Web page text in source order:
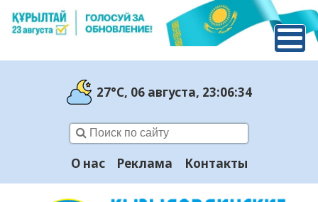
27°C, 06 августа, 23:06:35
О нас Реклама Контакты